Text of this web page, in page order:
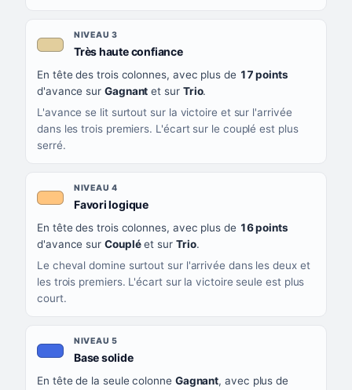
NIVEAU 3
Très haute confiance, couleur beige
En tête des trois colonnes, avec plus de 17 points
d'avance sur Gagnant et sur Trio.
L'avance se lit surtout sur la victoire et sur l'arrivée
dans les trois premiers. L'écart sur le couplé est plus
serré.
NIVEAU 4
Favori logique, couleur orange clair
En tête des trois colonnes, avec plus de 16 points
d'avance sur Coupléet sur Trio.
Le cheval domine surtout sur l'arrivée dans les deux et
les trois premiers. L'écart sur la victoire seule est plus
court.
NIVEAU 5
Base solide, couleur bleu roi
En tête de la seule colonne Gagnant, avec plus de